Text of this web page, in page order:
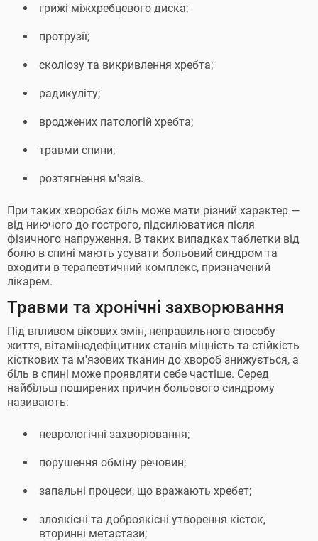
грижі міжхребцевого диска;
протрузії;
сколіозу та викривлення хребта;
радикуліту;
вроджених патологій хребта;
травми спини;
розтягнення м'язів.
При таких хворобах біль може мати різний характер —
від ниючого до гострого, підсилюватися після
фізичного напруження. В таких випадках таблетки від
болю в спині мають усувати больовий синдром та
входити в терапевтичний комплекс, призначений
лікарем.
Травми та хронічні захворювання
Під впливом вікових змін, неправильного способу
життя, вітамінодефіцитних станів міцність та стійкість
кісткових та м'язових тканин до хвороб знижується, а
біль в спині може проявляти себе частіше. Серед
найбільш поширених причин больового синдрому
називають:
неврологічні захворювання;
порушення обміну речовин;
запальні процеси, що вражають хребет;
злоякісні та доброякісні утворення кісток,
вторинні метастази;